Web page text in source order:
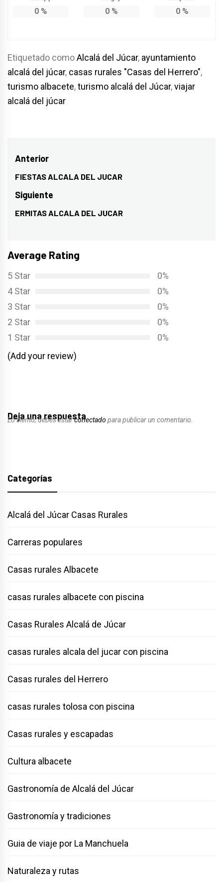
0% 0% 0%
Etiquetado comoAlcalá del Júcar, ayuntamiento
alcalá del júcar, casas rurales "Casas del Herrero",
turismo albacete,turismo alcalá del Júcar,viajar
alcalá del júcar
Navegación
de
entradas
Anterior
Entrada
anterior:
FIESTAS ALCALA DEL JUCAR
Siguiente
Entrada
ERMITAS ALCALA DEL JUCAR
Average Rating
5 Star
0%
4 Star
0%
3 Star
0%
2 Star
0%
1 Star
0%
(Add your review)
Deja una respuesta
Lo siento, debes estarconectado para publicar un comentario.
Categorías
Alcalá del Júcar Casas Rurales
Carreras populares
Casas rurales Albacete
casas rurales albacete con piscina
Casas Rurales Alcalá de Júcar
casas rurales alcala del jucar con piscina
Casas rurales del Herrero
casas rurales tolosa con piscina
Casas rurales y escapadas
Cultura albacete
Gastronomía de Alcalá del Júcar
Gastronomía y tradiciones
Guia de viaje por La Manchuela
Naturaleza y rutas